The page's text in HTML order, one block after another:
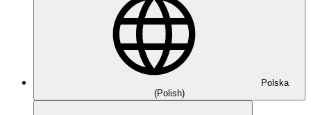
Polska
(Polish)